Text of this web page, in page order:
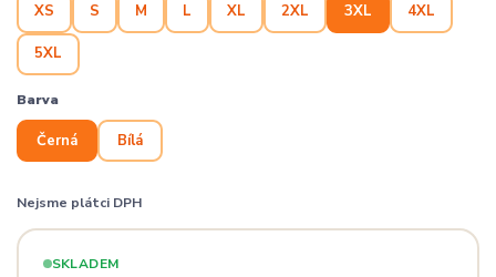
XS S M L XL 2XL 3XL 4XL
5XL
Barva
Černá Bílá
Nejsme plátci DPH
SKLADEM